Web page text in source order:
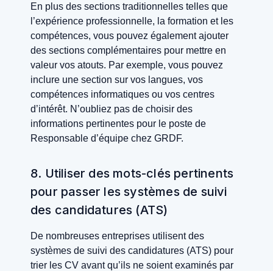
En plus des sections traditionnelles telles que
l’expérience professionnelle, la formation et les
compétences, vous pouvez également ajouter
des sections complémentaires pour mettre en
valeur vos atouts. Par exemple, vous pouvez
inclure une section sur vos langues, vos
compétences informatiques ou vos centres
d’intérêt. N’oubliez pas de choisir des
informations pertinentes pour le poste de
Responsable d’équipe chez GRDF.
8. Utiliser des mots-clés pertinents
pour passer les systèmes de suivi
des candidatures (ATS)
De nombreuses entreprises utilisent des
systèmes de suivi des candidatures (ATS) pour
trier les CV avant qu’ils ne soient examinés par